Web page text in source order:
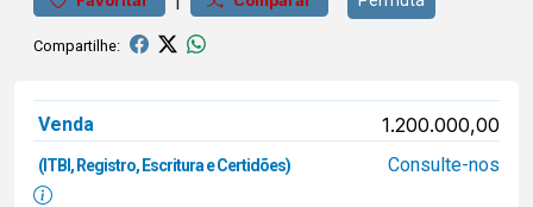
Compartilhe:
Venda 1.200.000,00
(ITBI, Registro, Escritura e Certidões) Consulte-nos